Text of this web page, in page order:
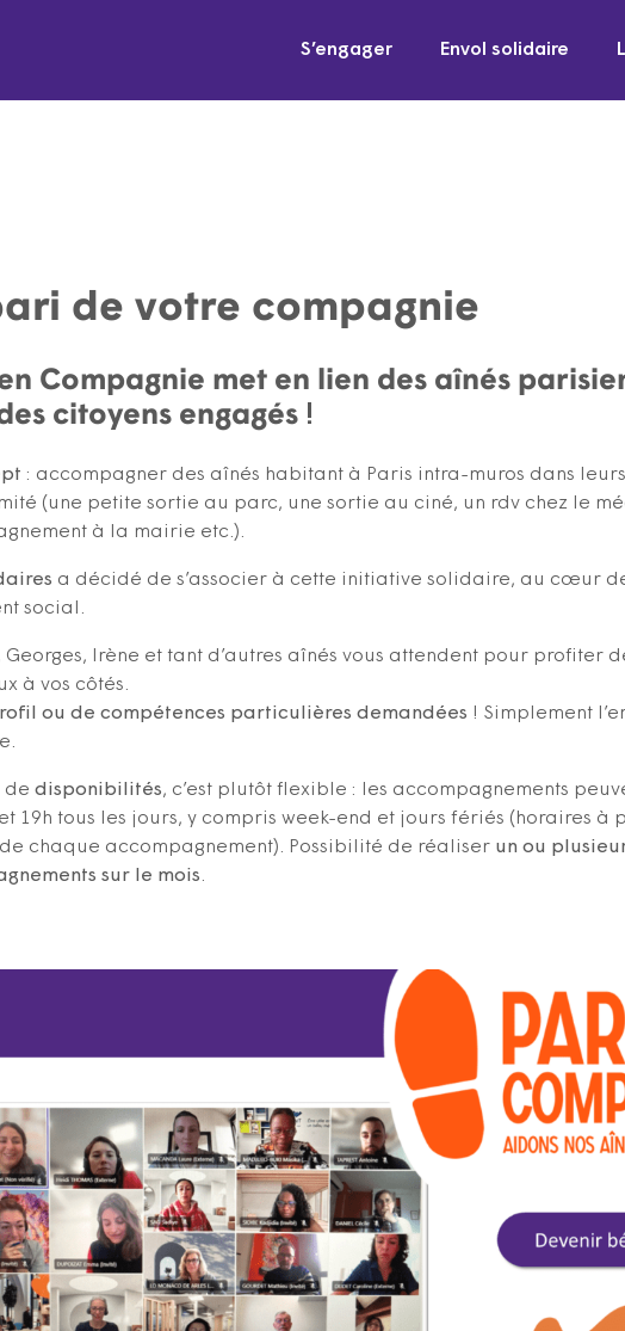
S’engager Envol solidaire
de votre compagnie
Compagnie met en lien des aînés
citoyens engagés !
: accompagner des aînés habitant à Paris intra-muros dans
(une petite sortie au parc, une sortie au ciné, un rdv chez le
à la mairie etc.).
a décidé de s’associer à cette initiative solidaire, au cœur
social.
Georges, Irène et tant d’autres aînés vous attendent pour profiter
à vos côtés.
ou de compétences particulières demandées ! Simplement
de disponibilités, c’est plutôt flexible : les accompagnements
19h tous les jours, y compris week-end et jours fériés (horaires à
chaque accompagnement). Possibilité de réaliser un ou
sur le mois.